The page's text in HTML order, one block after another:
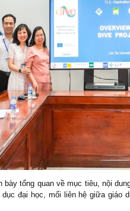
tổng quan về mục tiêu, nội
đại học, mối liên hệ giữa giáo